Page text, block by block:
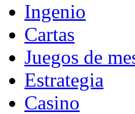
Ingenio
Cartas
Juegos de
Estrategia
Casino